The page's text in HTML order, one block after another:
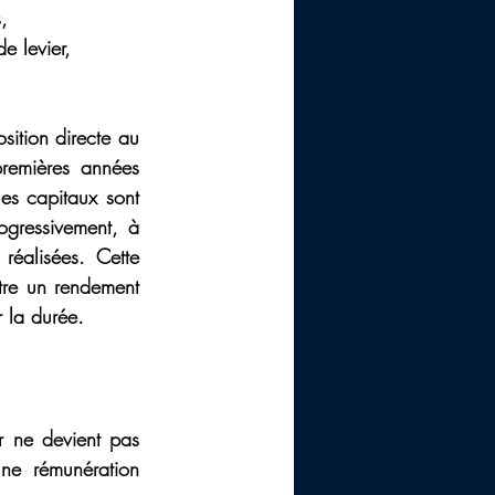
levier,
directe au
années
capitaux sont
à
Cette
un rendement
la durée.
ne devient pas
rémunération